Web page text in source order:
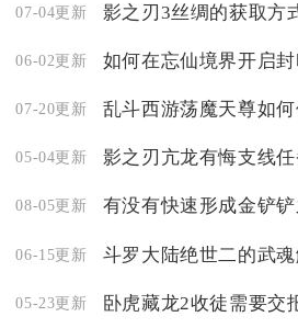
07-04更新 影之刃3丝绸的获取方
06-02更新 如何在忘仙境界开启
07-20更新
05-04更新
08-05更新
06-15更新
05-23更新 卧虎藏龙2收徒需要交